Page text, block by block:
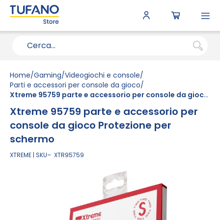
Home Gaming Videogiochi e console
Parti e accessori per console da gioco
Xtreme 95759 parte e accessorio per console da gioco Protezione per schermo
Xtreme 95759 parte e accessorio per
console da gioco Protezione per
schermo
XTREME SKU XTR95759